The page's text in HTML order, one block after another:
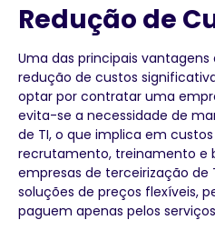
Redução de
Uma das principais
redução de custos
optar por contratar uma
evita-se a necessidade de
de TI, o que implica em
recrutamento, treinamento e
empresas de terceirização
soluções de preços flexíveis,
paguem apenas pelos